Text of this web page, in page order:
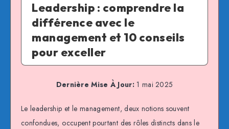
Leadership : comprendre la
différence avec le
management et 10 conseils
pour exceller
Dernière Mise À Jour: 1 mai 2025
Le leadership et le management, deux notions souvent
confondues, occupent pourtant des rôles distincts dans le